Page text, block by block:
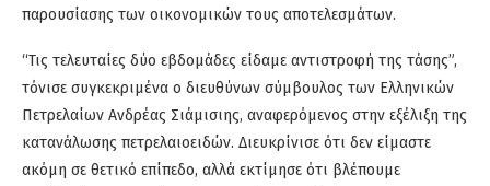
παρουσίασης των οικονομικών τους αποτελεσμάτων.
“Τις τελευταίες δύο εβδομάδες είδαμε αντιστροφή της τάσης”,
τόνισε συγκεκριμένα ο διευθύνων σύμβουλος των Ελληνικών
Πετρελαίων Ανδρέας Σιάμισιης, αναφερόμενος στην εξέλιξη της
κατανάλωσης πετρελαιοειδών. Διευκρίνισε ότι δεν είμαστε
ακόμη σε θετικό επίπεδο, αλλά εκτίμησε ότι βλέπουμε